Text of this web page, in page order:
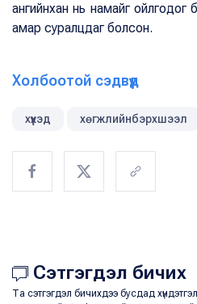
ангийнхан нь намайг
амар суралцдаг болсон.
Холбоотой сэдвүүд
хүүхэд хөгжлийнбэрхшээл
Сэтгэгдэл бичих
Та сэтгэгдэл бичихдээ бусдад